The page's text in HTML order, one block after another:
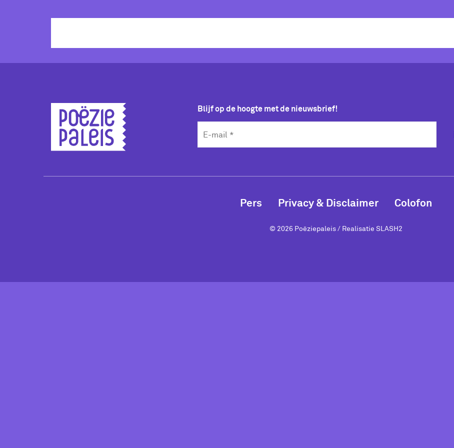
Blijf op de hoogte met de nieuwsbrief!
Pers Privacy & Disclaimer Colofon
© 2026 Poëziepaleis / Realisatie SLASH2